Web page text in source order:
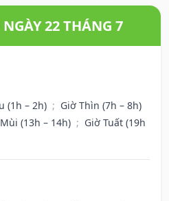
22 THÁNG 7
(1h – 2h) ; Giờ Thìn (7h – 8h)
(13h – 14h) ; Giờ Tuất (19h